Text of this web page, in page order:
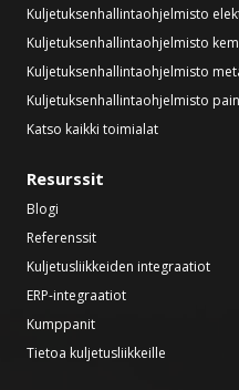
Kuljetuksenhallintaohjelmisto
Kuljetuksenhallintaohjelmisto
Kuljetuksenhallintaohjelmisto
Kuljetuksenhallintaohjelmisto
Katso kaikki toimialat
Resurssit
Blogi
Referenssit
Kuljetusliikkeiden integraatiot
ERP-integraatiot
Kumppanit
Tietoa kuljetusliikkeille